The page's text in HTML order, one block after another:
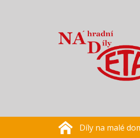
Díly na malé